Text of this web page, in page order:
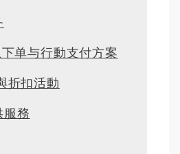
单与行動支付方案
折扣活動
服務